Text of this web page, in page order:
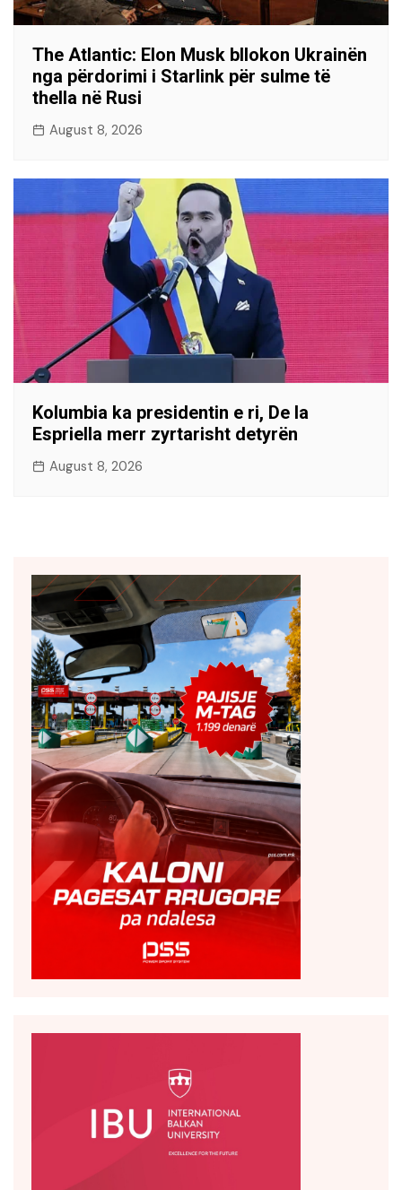
The Atlantic: Elon Musk bllokon Ukrainën
nga përdorimi i Starlink për sulme të
thella në Rusi
August 8, 2026
Kolumbia ka presidentin e ri, De la
Espriella merr zyrtarisht detyrën
August 8, 2026